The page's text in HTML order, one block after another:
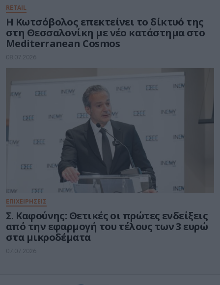
RETAIL
Η Κωτσόβολος επεκτείνει το δίκτυό της
στη Θεσσαλονίκη με νέο κατάστημα στο
Mediterranean Cosmos
08.07.2026
ΕΠΙΧΕΙΡΗΣΕΙΣ
Σ. Καφούνης: Θετικές οι πρώτες ενδείξεις
από την εφαρμογή του τέλους των 3 ευρώ
στα μικροδέματα
07.07.2026